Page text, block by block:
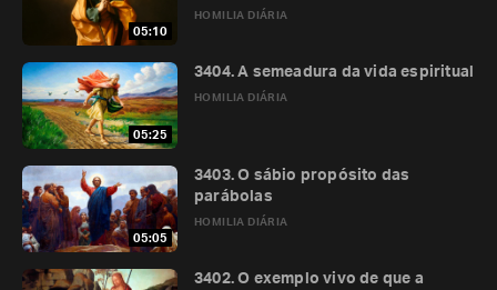
05:10
HOMILIA DIÁRIA
05:25
HOMILIA DIÁRIA
3404. A semeadura da vida espiritual
05:05
HOMILIA DIÁRIA
3403. O sábio propósito das
parábolas
3402. O exemplo vivo de que a